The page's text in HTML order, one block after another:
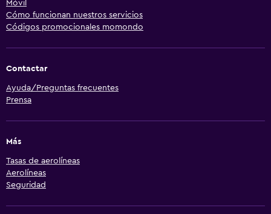
Móvil
Cómo funcionan nuestros servicios
Códigos promocionales momondo
Contactar
Ayuda/Preguntas frecuentes
Prensa
Más
Tasas de aerolíneas
Aerolíneas
Seguridad